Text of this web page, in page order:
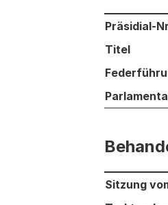
Präsidial-
Titel
Behandelt
Sitzung